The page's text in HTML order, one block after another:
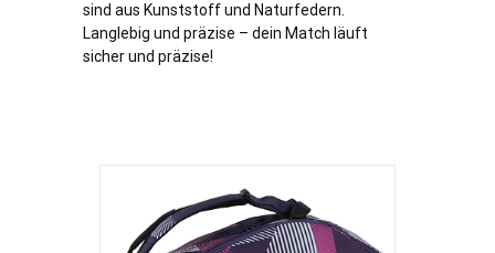
sind aus Kunststoff und Naturfedern.
Langlebig und präzise – dein Match läuft
sicher und präzise!